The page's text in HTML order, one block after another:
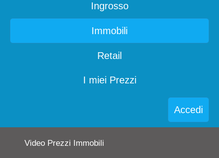
Ingrosso
Immobili
Retail
I miei Prezzi
Accedi
Video Prezzi Immobili